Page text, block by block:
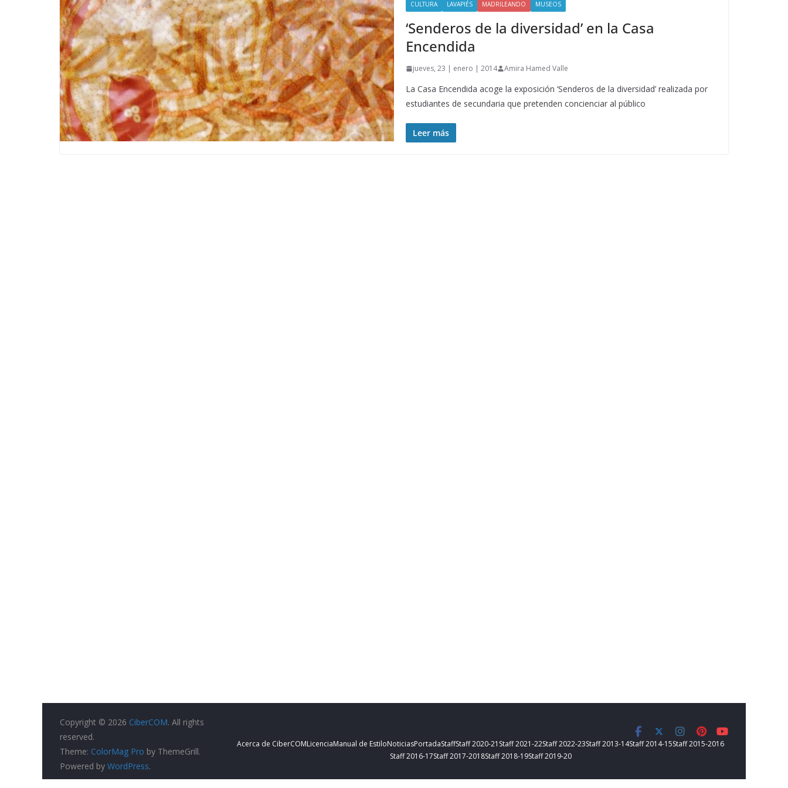
CULTURA LAVAPIÉS MADRILEANDO MUSEOS
‘Senderos de la diversidad’ en la Casa
Encendida
jueves, 23 | enero | 2014 Amira Hamed Valle
La Casa Encendida acoge la exposición ‘Senderos de la diversidad’ realizada por
estudiantes de secundaria que pretenden concienciar al público
Leer más
Acerca de CiberCOMLicenciaManual de EstiloNoticiasPortadaStaffStaff 2020-21 Staff 2021-22Staff 2022-23Staff 2013-14Staff 2014-15Staff 2015-2016
Staff 2016-17Staff 2017-2018Staff 2018-19Staff 2019-20
Copyright © 2026 CiberCOM. All rights
reserved.
Theme: ColorMag Pro by ThemeGrill.
Powered by WordPress.